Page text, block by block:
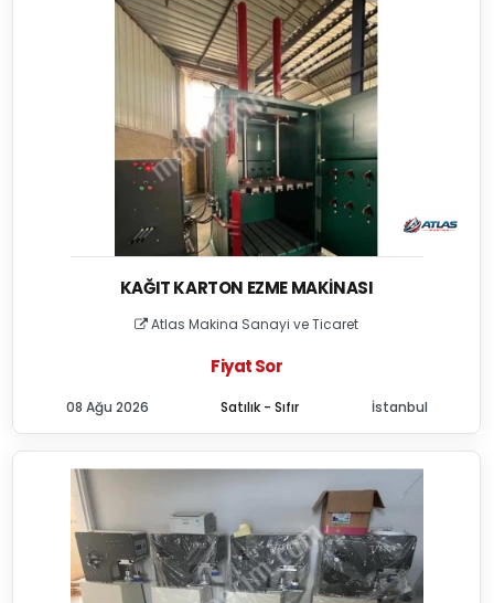
KAĞIT KARTON EZME MAKINASI
Atlas Makina Sanayi ve Ticaret
Fiyat Sor
Satılık - Sıfır
08 Ağu 2026 İstanbul